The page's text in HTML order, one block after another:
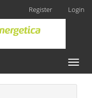
Register Login
Toggle